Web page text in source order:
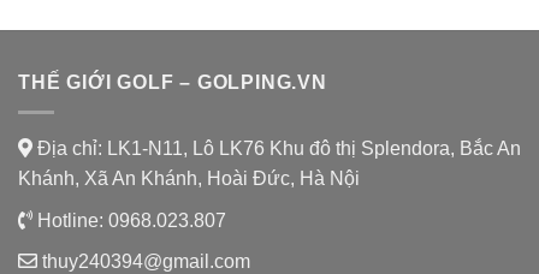
THẾ GIỚI GOLF – GOLPING.VN
Địa chỉ: LK1-N11, Lô LK76 Khu đô thị Splendora, Bắc An
Khánh, Xã An Khánh, Hoài Đức, Hà Nội
Hotline: 0968.023.807
thuy240394@gmail.com